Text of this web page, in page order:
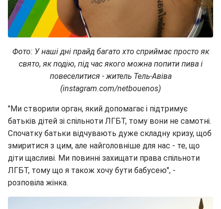
Фото: У наші дні прайд багато хто сприймає просто як
свято, як подію, під час якого можна попити пива і
повеселитися - житель Тель-Авіва
(instagram.com/netbouenos)
"Ми створили орган, який допомагає і підтримує
батьків дітей зі спільноти ЛГБТ, тому вони не самотні.
Спочатку батьки відчувають дуже складну кризу, щоб
змиритися з цим, але найголовніше для нас - те, що
діти щасливі. Ми повинні захищати права спільноти
ЛГБТ, тому що я також хочу бути бабусею", -
розповіла жінка.